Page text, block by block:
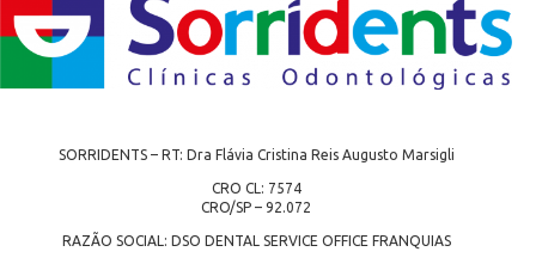
SORRIDENTS – RT: Dra Flávia Cristina Reis Augusto Marsigli
CRO CL: 7574
CRO/SP – 92.072
RAZÃO SOCIAL: DSO DENTAL SERVICE OFFICE FRANQUIAS